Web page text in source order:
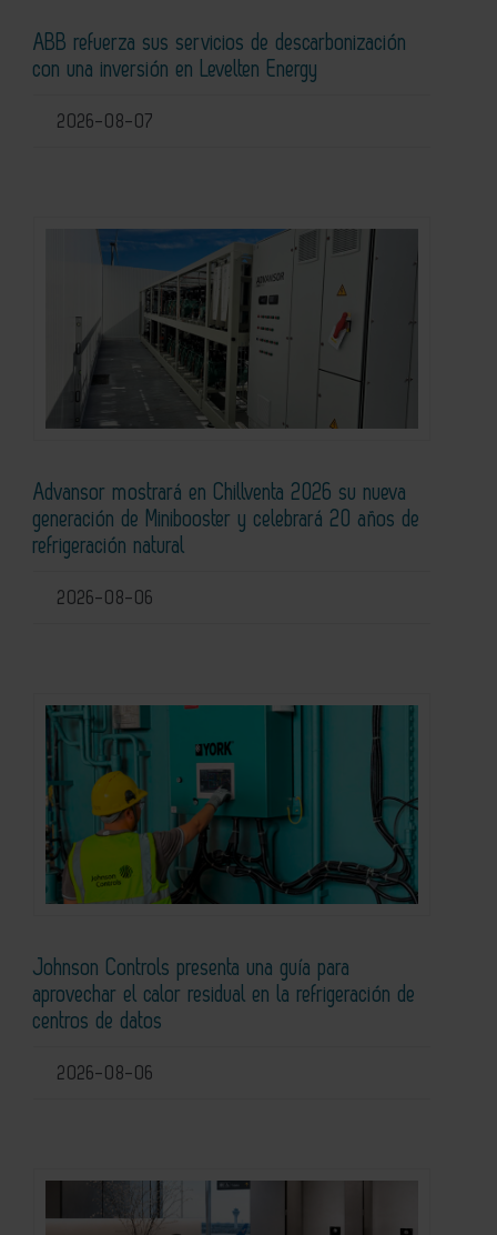
ABB refuerza sus servicios de descarbonización
con una inversión en Levelten Energy
2026-08-07
Advansor mostrará en Chillventa 2026 su nueva
generación de Minibooster y celebrará 20 años de
refrigeración natural
2026-08-06
Johnson Controls presenta una guía para
aprovechar el calor residual en la refrigeración de
centros de datos
2026-08-06